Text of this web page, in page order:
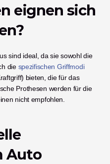
eignen sich
sind ideal, da sie sowohl die
die spezifischen Griffmodi
bieten, die für das
Prothesen werden für die
nicht empfohlen.
Auto